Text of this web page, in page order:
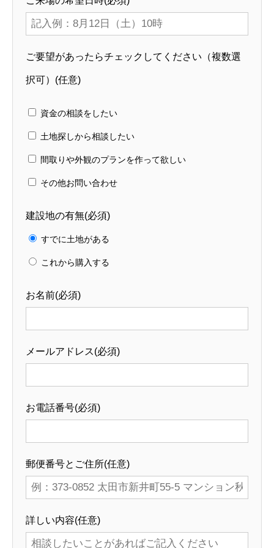
ご要望があったらチェックしてください（複数選
択可）(任意)
資金の相談をしたい
土地探しから相談したい
間取りや外観のプランを作って欲しい
その他お問い合わせ
建設地の有無(必須)
すでに土地がある
これから購入する
お名前(必須)
メールアドレス(必須)
お電話番号(必須)
郵便番号とご住所(任意)
詳しい内容(任意)